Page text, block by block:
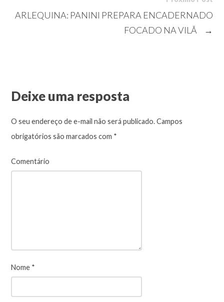
ARLEQUINA: PANINI PREPARA ENCADERNADO
FOCADO NA VILÃ
→
Deixe uma resposta
O seu endereço de e-mail não será publicado.Campos
obrigatórios são marcados com *
Comentário
Nome *